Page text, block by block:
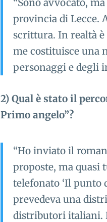
“Sono avvocato,
provincia di Lecce.
scrittura. In realtà è
me costituisce una
personaggi e degli
2) Qual è stato il
Primo angelo”?
“Ho inviato il
proposte, ma quasi
telefonato ‘Il punto
prevedeva una
distributori italiani.